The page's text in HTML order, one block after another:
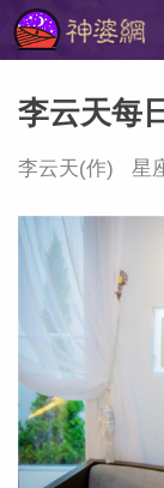
美国神
李云天每
李云天(作) 星